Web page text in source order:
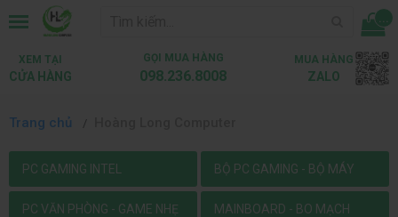
...
XEM TẠI
CỬA HÀNG
GỌI MUA HÀNG
098.236.8008
MUA HÀNG
ZALO
Trang chủ
PC GAMING INTEL BỘ PC GAMING - BỘ MÁY
TÍNH CHƠI GAME
PC VĂN PHÒNG - GAME NHẸ MAINBOARD - BO MẠCH